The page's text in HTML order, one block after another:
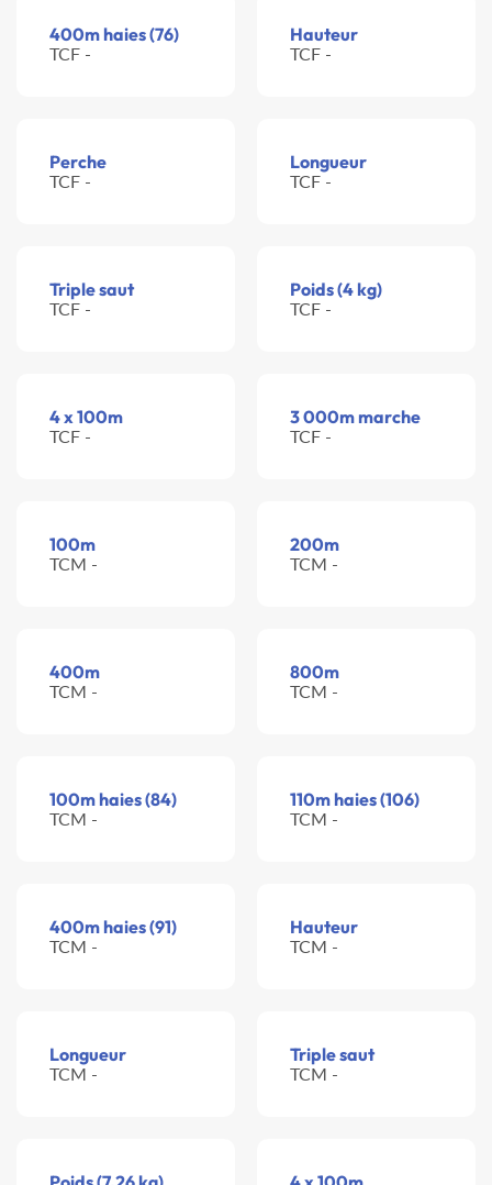
400m haies (76)
TCF -
Hauteur
TCF -
Perche
TCF -
Longueur
TCF -
Triple saut
TCF -
Poids (4 kg)
TCF -
4 x 100m
TCF -
3 000m marche
TCF -
100m
TCM -
200m
TCM -
400m
TCM -
800m
TCM -
100m haies (84)
TCM -
110m haies (106)
TCM -
400m haies (91)
TCM -
Hauteur
TCM -
Longueur
TCM -
Triple saut
TCM -